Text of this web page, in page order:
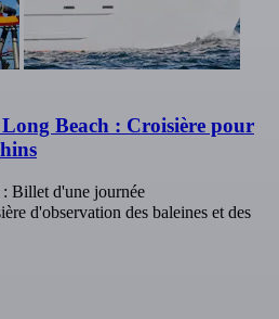
Beach : Croisière pour
Billet d'une journée
d'observation des baleines et des